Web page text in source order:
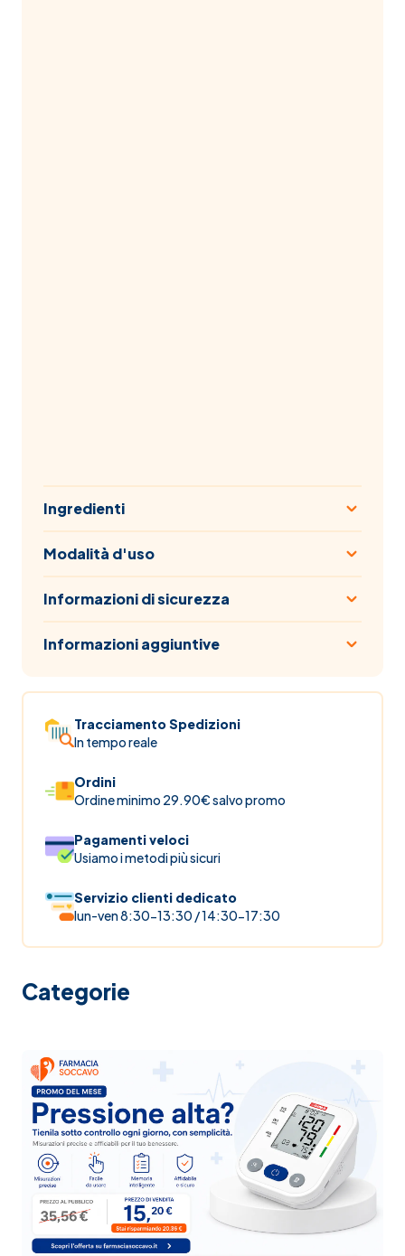
Ingredienti
Modalità d'uso
Informazioni di sicurezza
Informazioni aggiuntive
Tracciamento Spedizioni
In tempo reale
Ordini
Ordine minimo 29.90€ salvo promo
Pagamenti veloci
Usiamo i metodi più sicuri
Servizio clienti dedicato
lun-ven 8:30-13:30 / 14:30-17:30
Categorie